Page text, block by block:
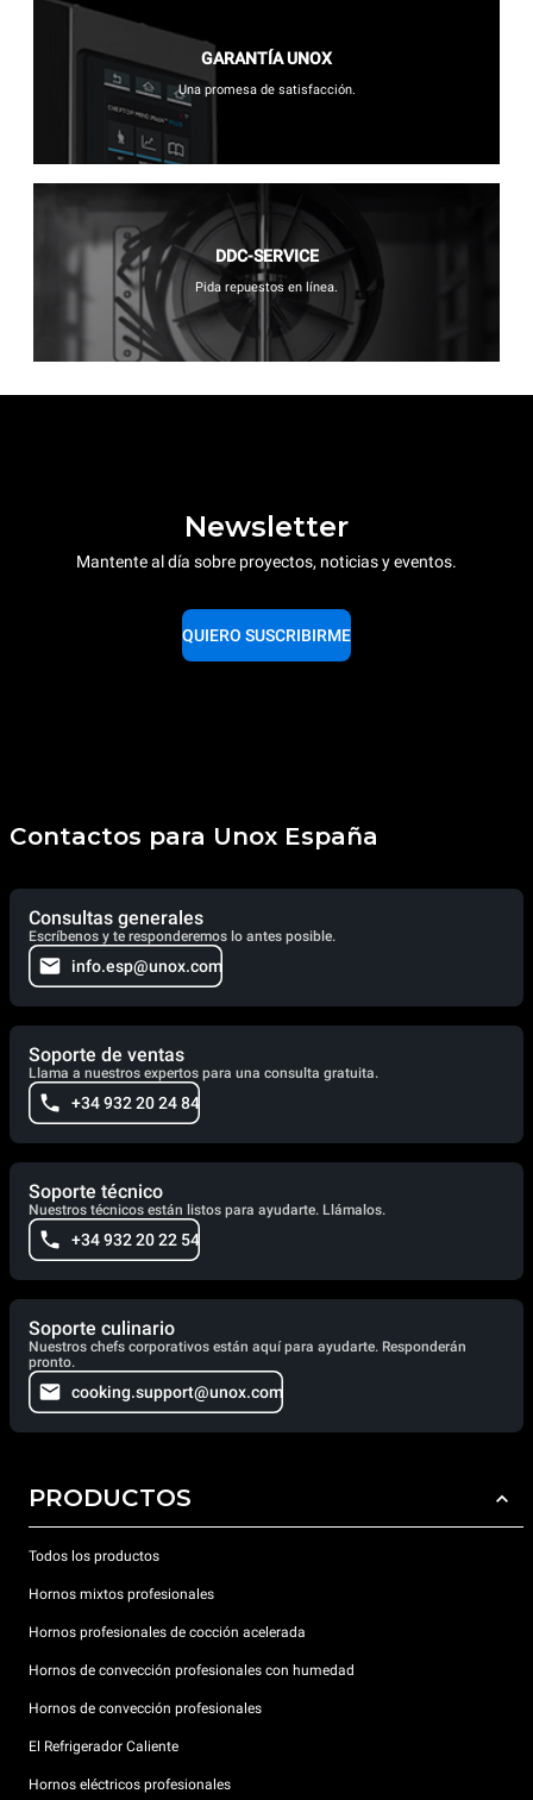
GARANTÍA UNOX
Una promesa de satisfacción.
DDC-SERVICE
Pida repuestos en línea.
Newsletter
Mantente al día sobre proyectos, noticias y eventos.
QUIERO SUSCRIBIRME
Contactos para Unox España
Consultas generales
Escríbenos y te responderemos lo antes posible.
info.esp@unox.com
Soporte de ventas
Llama a nuestros expertos para una consulta gratuita.
+34 932 20 24 84
Soporte técnico
Nuestros técnicos están listos para ayudarte. Llámalos.
+34 932 20 22 54
Soporte culinario
Nuestros chefs corporativos están aquí para ayudarte. Responderán
pronto.
cooking.support@unox.com
PRODUCTOS
Todos los productos
Hornos mixtos profesionales
Hornos profesionales de cocción acelerada
Hornos de convección profesionales con humedad
Hornos de convección profesionales
El Refrigerador Caliente
Hornos eléctricos profesionales